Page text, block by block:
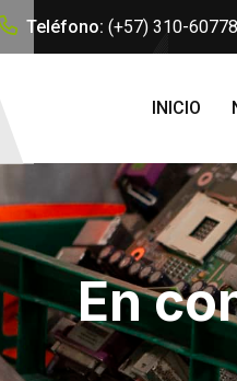
Teléfono: (+57) 310-
INICIO
En